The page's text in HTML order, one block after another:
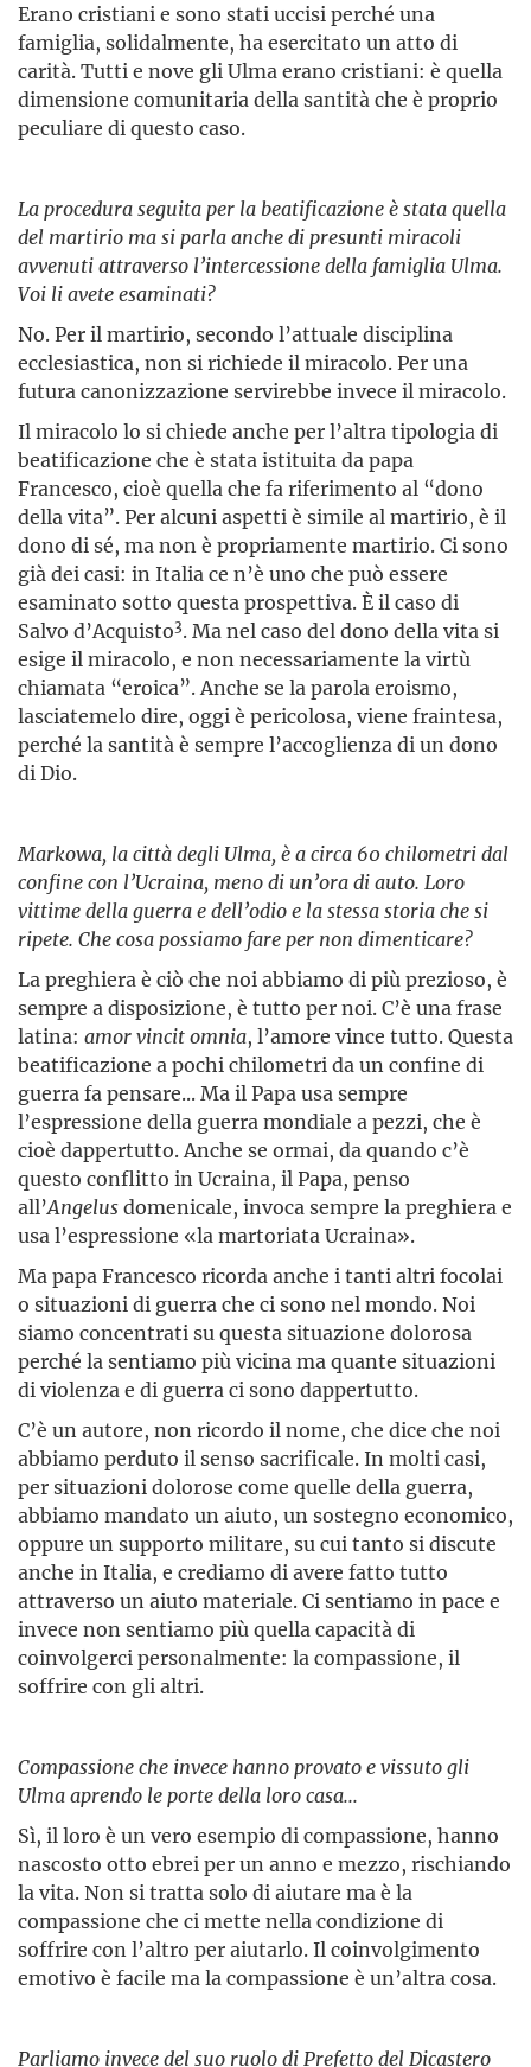
Erano cristiani e sono stati uccisi perché una
famiglia, solidalmente, ha esercitato un atto di
carità. Tutti e nove gli Ulma erano cristiani: è quella
dimensione comunitaria della santità che è proprio
peculiare di questo caso.
La procedura seguita per la beatificazione è stata quella
del martirio ma si parla anche di presunti miracoli
avvenuti attraverso l’intercessione della famiglia Ulma.
Voi li avete esaminati?
No. Per il martirio, secondo l’attuale disciplina
ecclesiastica, non si richiede il miracolo. Per una
futura canonizzazione servirebbe invece il miracolo.
Il miracolo lo si chiede anche per l’altra tipologia di
beatificazione che è stata istituita da papa
Francesco, cioè quella che fa riferimento al “dono
della vita”. Per alcuni aspetti è simile al martirio, è il
dono di sé, ma non è propriamente martirio. Ci sono
già dei casi: in Italia ce n’è uno che può essere
esaminato sotto questa prospettiva. È il caso di
Salvo d’Acquisto3. Ma nel caso del dono della vita si
esige il miracolo, e non necessariamente la virtù
chiamata “eroica”. Anche se la parola eroismo,
lasciatemelo dire, oggi è pericolosa, viene fraintesa,
perché la santità è sempre l’accoglienza di un dono
di Dio.
Markowa, la città degli Ulma, è a circa 60 chilometri dal
confine con l’Ucraina, meno di un’ora di auto. Loro
vittime della guerra e dell’odio e la stessa storia che si
ripete. Che cosa possiamo fare per non dimenticare?
La preghiera è ciò che noi abbiamo di più prezioso, è
sempre a disposizione, è tutto per noi. C’è una frase
latina: amor vincit omnia, l’amore vince tutto. Questa
beatificazione a pochi chilometri da un confine di
guerra fa pensare... Ma il Papa usa sempre
l’espressione della guerra mondiale a pezzi, che è
cioè dappertutto. Anche se ormai, da quando c’è
questo conflitto in Ucraina, il Papa, penso
all’Angelusdomenicale, invoca sempre la preghiera e
usa l’espressione «la martoriata Ucraina».
Ma papa Francesco ricorda anche i tanti altri focolai
o situazioni di guerra che ci sono nel mondo. Noi
siamo concentrati su questa situazione dolorosa
perché la sentiamo più vicina ma quante situazioni
di violenza e di guerra ci sono dappertutto.
C’è un autore, non ricordo il nome, che dice che noi
abbiamo perduto il senso sacrificale. In molti casi,
per situazioni dolorose come quelle della guerra,
abbiamo mandato un aiuto, un sostegno economico,
oppure un supporto militare, su cui tanto si discute
anche in Italia, e crediamo di avere fatto tutto
attraverso un aiuto materiale. Ci sentiamo in pace e
invece non sentiamo più quella capacità di
coinvolgerci personalmente: la compassione, il
soffrire con gli altri.
Compassione che invece hanno provato e vissuto gli
Ulma aprendo le porte della loro casa...
Sì, il loro è un vero esempio di compassione, hanno
nascosto otto ebrei per un anno e mezzo, rischiando
la vita. Non si tratta solo di aiutare ma è la
compassione che ci mette nella condizione di
soffrire con l’altro per aiutarlo. Il coinvolgimento
emotivo è facile ma la compassione è un’altra cosa.
Parliamo invece del suo ruolo di Prefetto del Dicastero